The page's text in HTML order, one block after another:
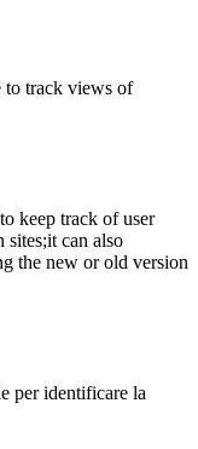
to track views of
keep track of user
sites;it can also
the new or old version
per identificare la